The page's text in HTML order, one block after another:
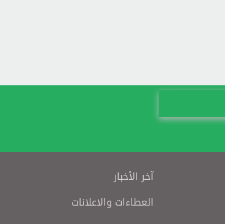
آخر الأخبار
العطاءات والاعلانات